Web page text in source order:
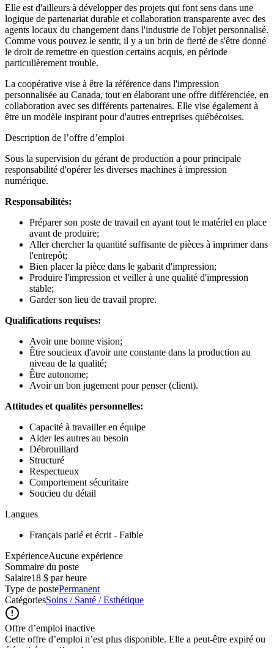
Elle est d'ailleurs à développer des projets qui font sens dans une
logique de partenariat durable et collaboration transparente avec des
agents locaux du changement dans l'industrie de l'objet personnalisé.
Comme vous pouvez le sentir, il y a un brin de fierté de s'être donné
le droit de remettre en question certains acquis, en période
particulièrement trouble.
La coopérative vise à être la référence dans l'impression
personnalisée au Canada, tout en élaborant une offre différenciée, en
collaboration avec ses différents partenaires. Elle vise également à
être un modèle inspirant pour d'autres entreprises québécoises.
Description de l’offre d’emploi
Sous la supervision du gérant de production a pour principale
responsabilité d'opérer les diverses machines à impression
numérique.
Responsabilités:
Préparer son poste de travail en ayant tout le matériel en place
avant de produire;
Aller chercher la quantité suffisante de pièces à imprimer dans
l'entrepôt;
Bien placer la pièce dans le gabarit d'impression;
Produire l'impression et veiller à une qualité d'impression
stable;
Garder son lieu de travail propre.
Qualifications requises:
Avoir une bonne vision;
Être soucieux d'avoir une constante dans la production au
niveau de la qualité;
Être autonome;
Avoir un bon jugement pour penser (client).
Attitudes et qualités personnelles:
Capacité à travailler en équipe
Aider les autres au besoin
Débrouillard
Structuré
Respectueux
Comportement sécuritaire
Soucieu du détail
Langues
Français parlé et écrit - Faible
ExpérienceAucune expérience
Sommaire du poste
Salaire18 $ par heure
Type de postePermanent
CatégoriesSoins / Santé / Esthétique
Offre d’emploi inactive
Cette offre d’emploi n’est plus disponible. Elle a peut-être expiré ou